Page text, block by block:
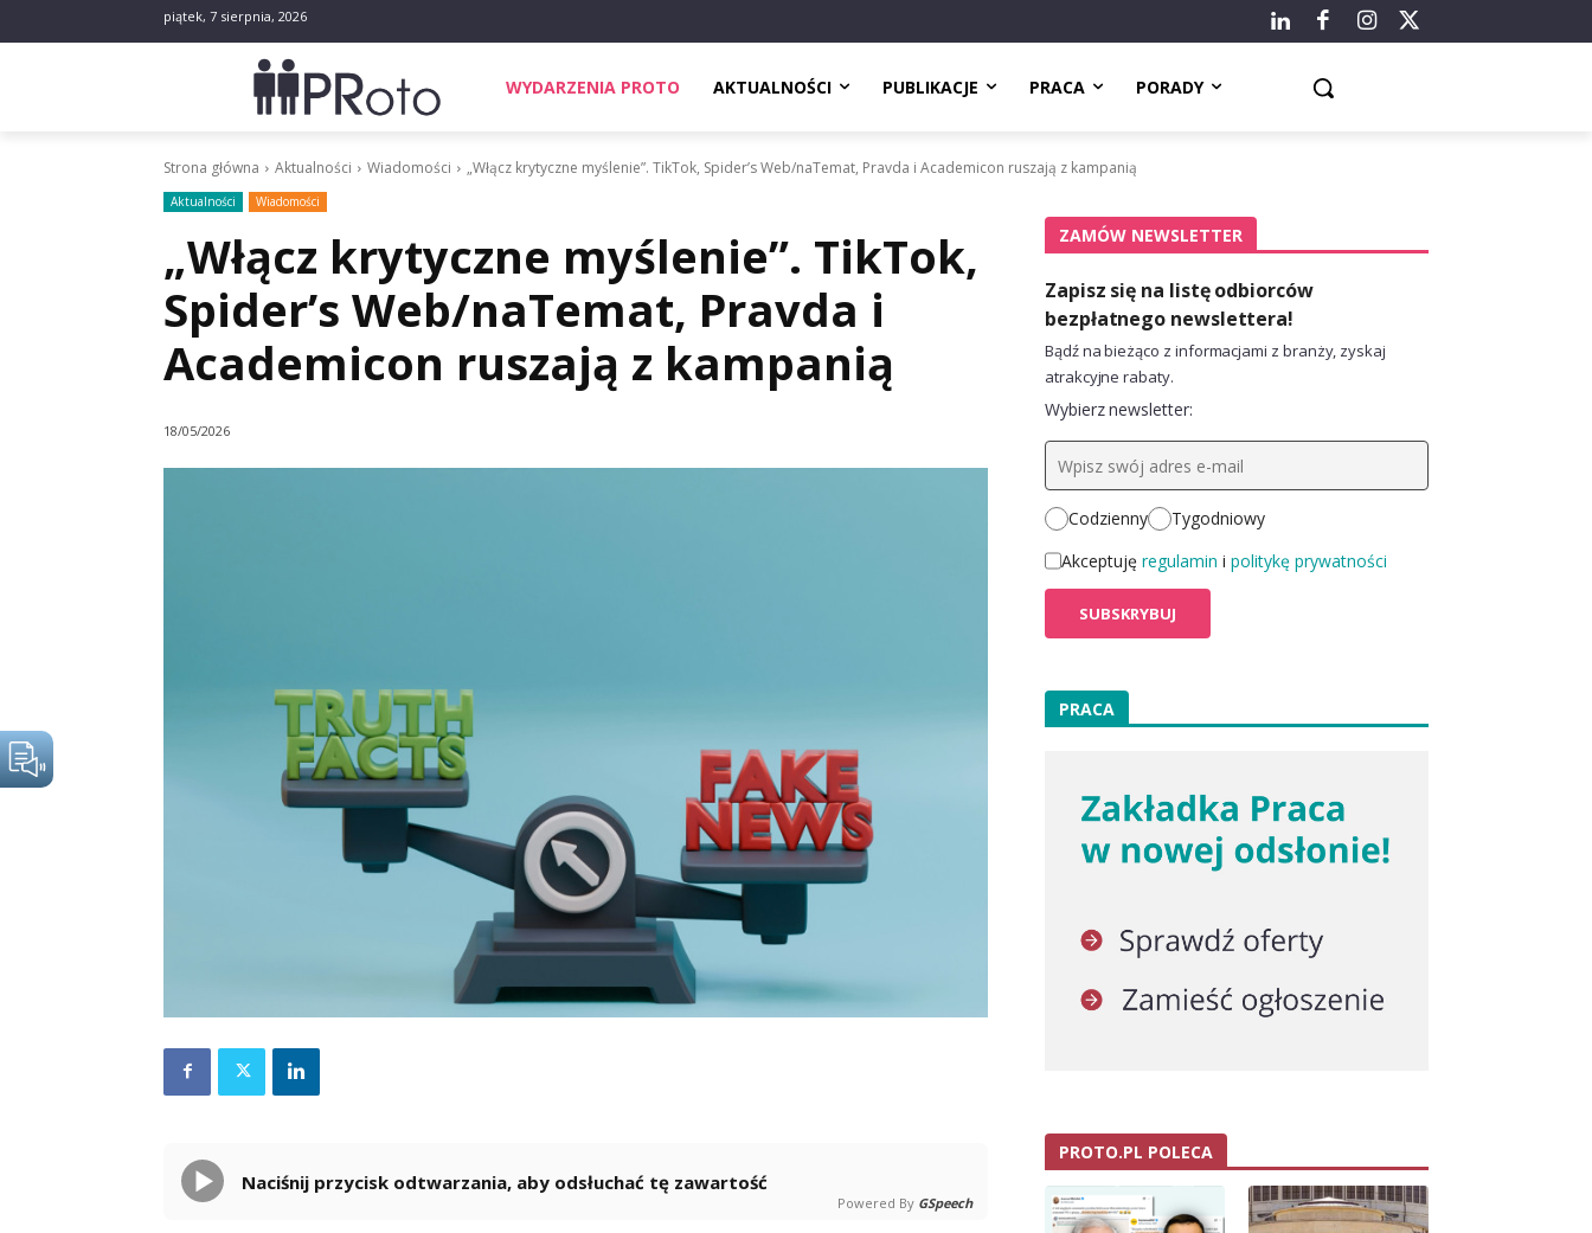
piątek, 7 sierpnia, 2026
WYDARZENIA PROTO AKTUALNOŚCI PUBLIKACJE PRACA PORADY
Strona główna Aktualności Wiadomości „Włącz krytyczne myślenie”. TikTok, Spider’s Web/naTemat, Pravda i Academicon ruszają z kampanią
Aktualności Wiadomości
„Włącz krytyczne myślenie”. TikTok,
Spider’s Web/naTemat, Pravda i
Academicon ruszają z kampanią
18/05/2026
Naciśnij przycisk odtwarzania, aby odsłuchać tę zawartość
Powered By GSpeech
ZAMÓW NEWSLETTER
Zapisz się na listę odbiorców
bezpłatnego newslettera!
Bądź na bieżąco z informacjami z branży, zyskaj
atrakcyjne rabaty.
Wybierz newsletter:
Codzienny
Tygodniowy
Akceptuję regulamin i politykę prywatności
PRACA
PROTO.PL POLECA